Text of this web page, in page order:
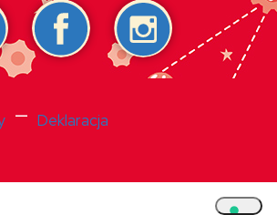
— Deklaracja